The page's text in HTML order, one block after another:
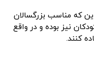
که مناسب بزرگسالان
نیز بوده و در واقع
کنند.